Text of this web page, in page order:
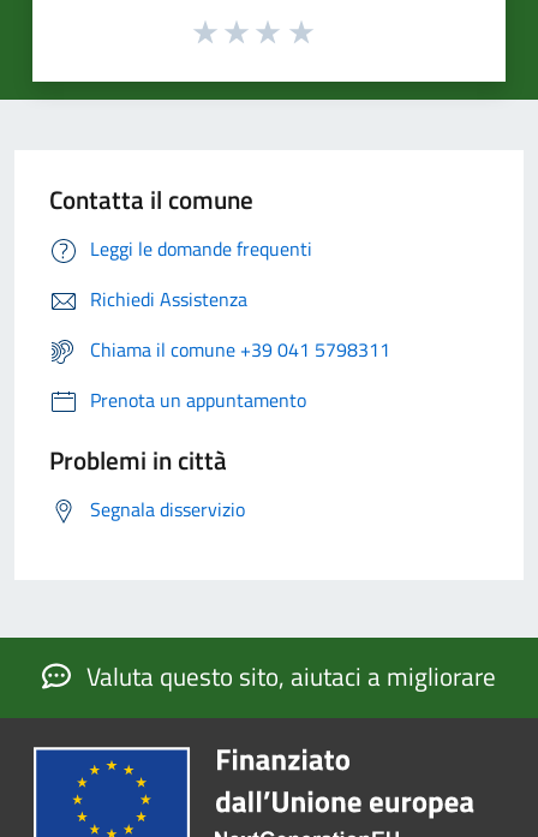
Contatta il comune
Leggi le domande frequenti
Richiedi Assistenza
Chiama il comune +39 041 5798311
Prenota un appuntamento
Problemi in città
Segnala disservizio
Valuta questo sito, aiutaci a migliorare